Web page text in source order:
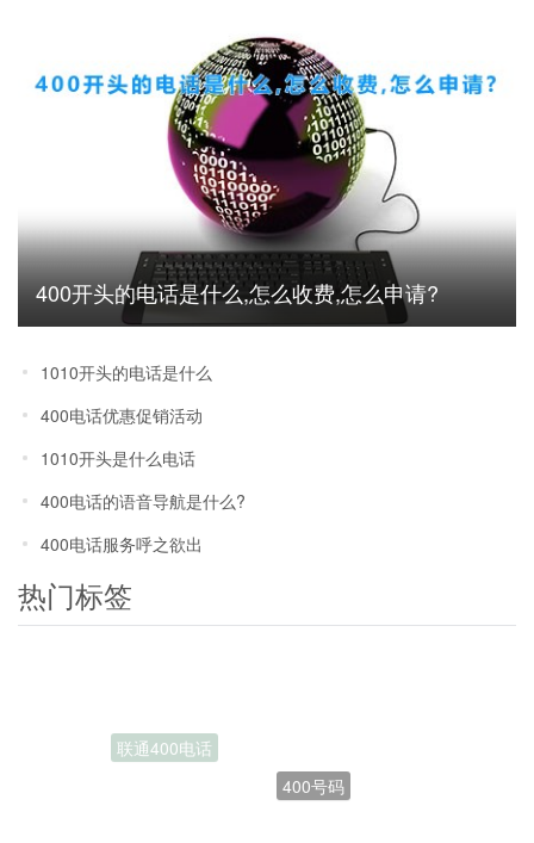
400开头的电话是什么,怎么收费,怎么申请?
1010开头的电话是什么
400电话优惠促销活动
1010开头是什么电话
400电话的语音导航是什么?
400电话服务呼之欲出
热门标签